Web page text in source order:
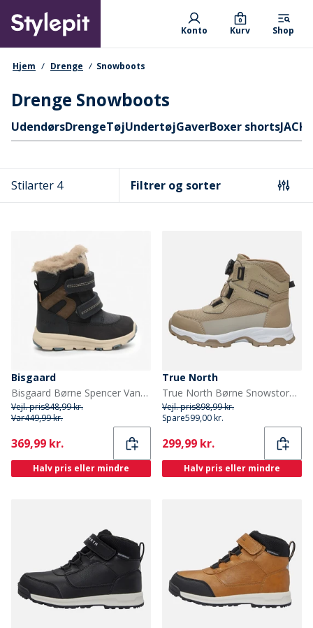
main
content
Primary departments
Konto Kurv
0
Shop
navigationssti
Hjem Drenge Snowboots
Drenge Snowboots
Hurtige links
UdendørsDrengeTøjUndertøjGaverBoxer shortsJACK
Stilarter 4 Filtrer og sorter
Bisgaard
Bisgaard Børne Spencer Vandtætte Tex Støvler Navy
Vejl. pris848,99 kr.
Var449,99 kr.
Current
369,99 kr.
Halv pris eller mindre
True North
True North Børne Snowstorm Sko Sand
Vejl. pris898,99 kr.
Spare599,00 kr.
Current
299,99 kr.
Halv pris eller mindre